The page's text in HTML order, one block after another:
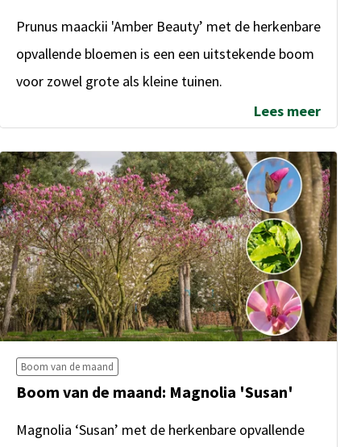
Prunus maackii 'Amber Beauty’ met de herkenbare
opvallende bloemen is een een uitstekende boom
voor zowel grote als kleine tuinen.
Lees meer
Boom van de maand
Boom van de maand: Magnolia 'Susan'
Magnolia ‘Susan’ met de herkenbare opvallende